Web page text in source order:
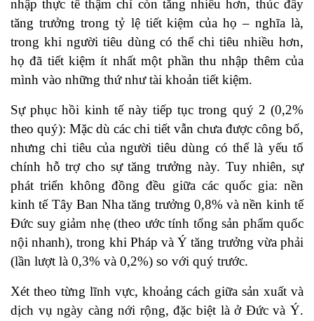
nhập thực tế thậm chí còn tăng nhiều hơn, thúc đẩy
tăng trưởng trong tỷ lệ tiết kiệm của họ – nghĩa là,
trong khi người tiêu dùng có thể chi tiêu nhiều hơn,
họ đã tiết kiệm ít nhất một phần thu nhập thêm của
mình vào những thứ như tài khoản tiết kiệm.
Sự phục hồi kinh tế này tiếp tục trong quý 2 (0,2%
theo quý): Mặc dù các chi tiết vẫn chưa được công bố,
nhưng chi tiêu của người tiêu dùng có thể là yếu tố
chính hỗ trợ cho sự tăng trưởng này. Tuy nhiên, sự
phát triển không đồng đều giữa các quốc gia: nền
kinh tế Tây Ban Nha tăng trưởng 0,8% và nền kinh tế
Đức suy giảm nhẹ (theo ước tính tổng sản phẩm quốc
nội nhanh), trong khi Pháp và Ý tăng trưởng vừa phải
(lần lượt là 0,3% và 0,2%) so với quý trước.
Xét theo từng lĩnh vực, khoảng cách giữa sản xuất và
dịch vụ ngày càng nới rộng, đặc biệt là ở Đức và Ý.